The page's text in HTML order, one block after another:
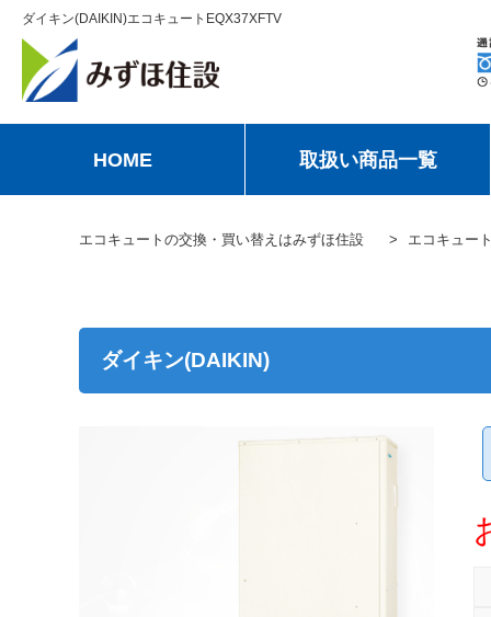
ダイキン(DAIKIN)エコキュートEQX37XFTV
HOME 取扱い商品一覧
エコキュートの交換・買い替えはみずほ住設 エコキュート
ダイキン(DAIKIN)